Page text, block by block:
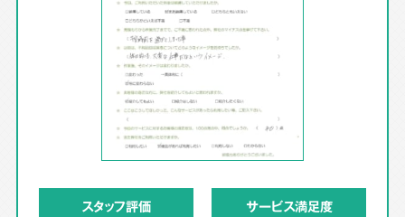
スタッフ評価 サービス満足度